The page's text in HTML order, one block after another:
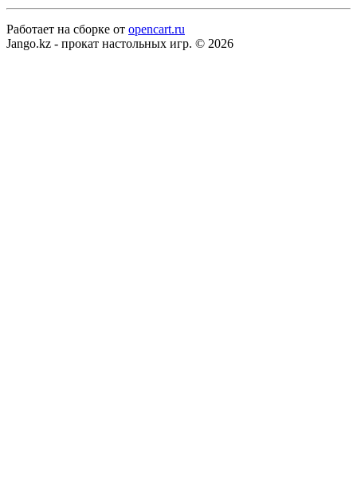
Работает на сборке от opencart.ru
Jango.kz - прокат настольных игр. © 2026